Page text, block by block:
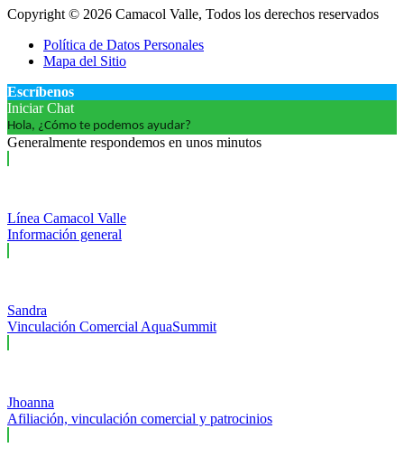
Copyright © 2026 Camacol Valle, Todos los derechos reservados
Política de Datos Personales
Mapa del Sitio
Escríbenos
Iniciar Chat
Hola, ¿Cómo te podemos ayudar?
Generalmente respondemos en unos minutos
Línea Camacol Valle
Información general
Sandra
Vinculación Comercial AquaSummit
Jhoanna
Afiliación, vinculación comercial y patrocinios